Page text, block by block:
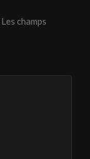
Les champs